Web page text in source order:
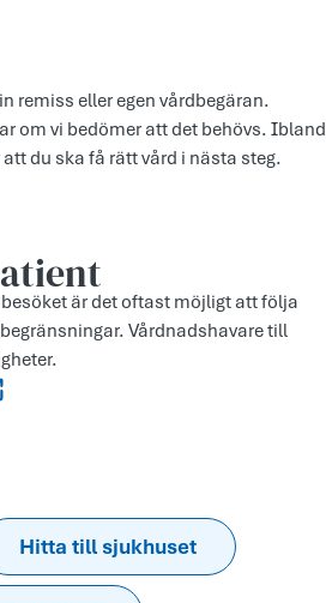
remiss eller egen vårdbegäran.
om vi bedömer att det behövs. Ibland
du ska få rätt vård i nästa steg.
är det oftast möjligt att följa
Vårdnadshavare till
Hitta till sjukhuset